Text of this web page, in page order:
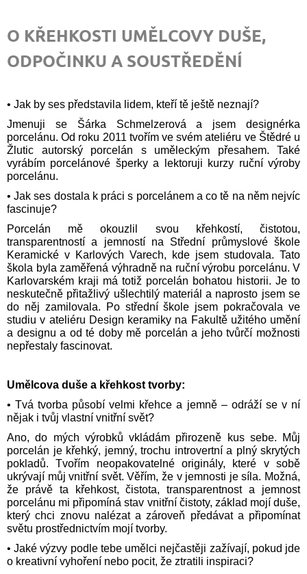
O KŘEHKOSTI UMĚLCOVY DUŠE,
ODPOČINKU A SOUSTŘEDĚNÍ
• Jak by ses představila lidem, kteří tě ještě neznají?
Jmenuji se Šárka Schmelzerová a jsem designérka
porcelánu. Od roku 2011 tvořím ve svém ateliéru ve Štědré u
Žlutic autorský porcelán s uměleckým přesahem. Také
vyrábím porcelánové šperky a lektoruji kurzy ruční výroby
porcelánu.
• Jak ses dostala k práci s porcelánem a co tě na něm nejvíc
fascinuje?
Porcelán mě okouzlil svou křehkostí, čistotou,
transparentností a jemností na Střední průmyslové škole
Keramické v Karlových Varech, kde jsem studovala. Tato
škola byla zaměřená výhradně na ruční výrobu porcelánu. V
Karlovarském kraji má totiž porcelán bohatou historii. Je to
neskutečně přitažlivý ušlechtilý materiál a naprosto jsem se
do něj zamilovala. Po střední škole jsem pokračovala ve
studiu v ateliéru Design keramiky na Fakultě užitého umění
a designu a od té doby mě porcelán a jeho tvůrčí možnosti
nepřestaly fascinovat.
Umělcova duše a křehkost tvorby:
• Tvá tvorba působí velmi křehce a jemně – odráží se v ní
nějak i tvůj vlastní vnitřní svět?
Ano, do mých výrobků vkládám přirozeně kus sebe. Můj
porcelán je křehký, jemný, trochu introvertní a plný skrytých
pokladů. Tvořím neopakovatelné originály, které v sobě
ukrývají můj vnitřní svět. Věřím, že v jemnosti je síla. Možná,
že právě ta křehkost, čistota, transparentnost a jemnost
porcelánu mi připomíná stav vnitřní čistoty, základ mojí duše,
který chci znovu nalézat a zároveň předávat a připomínat
světu prostřednictvím mojí tvorby.
• Jaké výzvy podle tebe umělci nejčastěji zažívají, pokud jde
o kreativní vyhoření nebo pocit, že ztratili inspiraci?